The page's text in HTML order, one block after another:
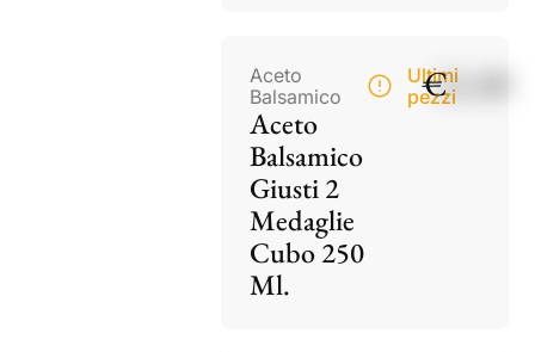
Aceto
Balsamico
Aceto
Balsamico
Giusti 2
Medaglie
Cubo 250
Ml.
Ultimi
pezzi
€21,00